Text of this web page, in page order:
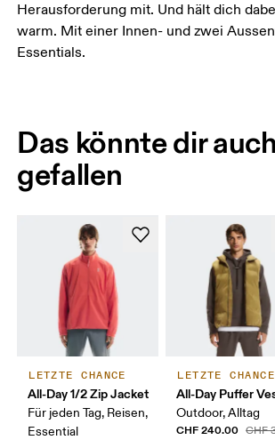
Herausforderung mit. Und hält dich
warm. Mit einer Innen- und zwei
Essentials.
Das könnte dir auch
gefallen
LETZTE CHANCE
All-Day 1/2 Zip Jacket
Für jeden Tag, Reisen,
Essential
LETZTE CHANCE
All-Day Puffer
Outdoor, Alltag
CHF 240.00 CHF